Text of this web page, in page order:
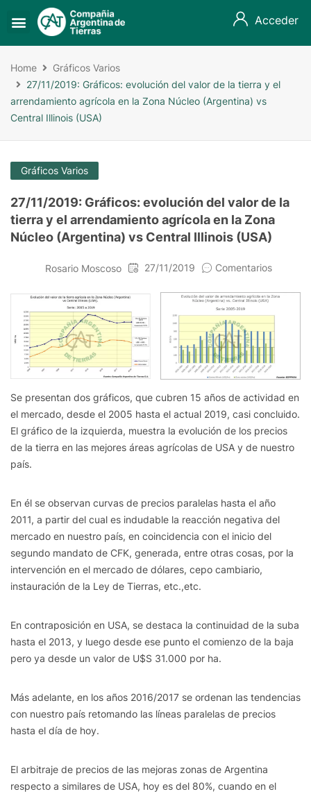
Acceder
Home
Gráficos Varios
27/11/2019: Gráficos: evolución del valor de la tierra y el
arrendamiento agrícola en la Zona Núcleo (Argentina) vs
Central Illinois (USA)
Gráficos Varios
27/11/2019: Gráficos: evolución del valor de la
tierra y el arrendamiento agrícola en la Zona
Núcleo (Argentina) vs Central Illinois (USA)
Rosario Moscoso 27/11/2019 Comentarios
Se presentan dos gráficos, que cubren 15 años de actividad en
el mercado, desde el 2005 hasta el actual 2019, casi concluido.
El gráfico de la izquierda, muestra la evolución de los precios
de la tierra en las mejores áreas agrícolas de USA y de nuestro
país.
En él se observan curvas de precios paralelas hasta el año
2011, a partir del cual es indudable la reacción negativa del
mercado en nuestro país, en coincidencia con el inicio del
segundo mandato de CFK, generada, entre otras cosas, por la
intervención en el mercado de dólares, cepo cambiario,
instauración de la Ley de Tierras, etc.,etc.
En contraposición en USA, se destaca la continuidad de la suba
hasta el 2013, y luego desde ese punto el comienzo de la baja
pero ya desde un valor de U$S 31.000 por ha.
Más adelante, en los años 2016/2017 se ordenan las tendencias
con nuestro país retomando las líneas paralelas de precios
hasta el día de hoy.
El arbitraje de precios de las mejoras zonas de Argentina
respecto a similares de USA, hoy es del 80%, cuando en el